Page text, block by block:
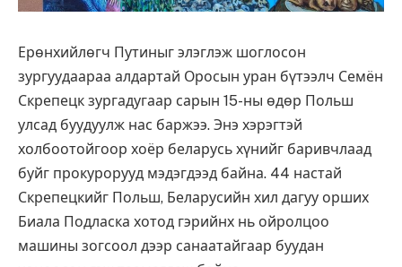
Ерөнхийлөгч Путиныг элэглэж шоглосон
зургуудаараа алдартай Оросын уран бүтээлч Семён
Скрепецк зургадугаар сарын 15-ны өдөр Польш
улсад буудуулж нас баржээ. Энэ хэрэгтэй
холбоотойгоор хоёр беларусь хүнийг баривчлаад
буйг прокурорууд мэдэгдээд байна. 44 настай
Скрепецкийг Польш, Беларусийн хил дагуу орших
Биала Подласка хотод гэрийнх нь ойролцоо
машины зогсоол дээр санаатайгаар буудан